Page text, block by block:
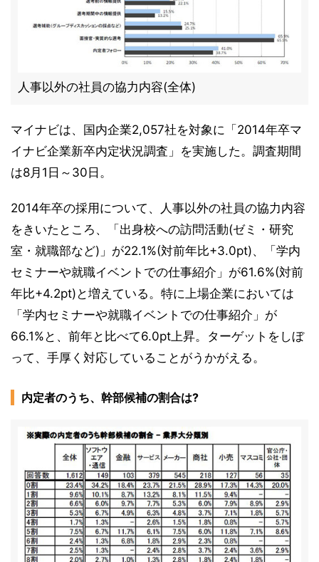
人事以外の社員の協力内容(全体)
マイナビは、国内企業2,057社を対象に「2014年卒マ
イナビ企業新卒内定状況調査」を実施した。調査期間
は8月1日～30日。
2014年卒の採用について、人事以外の社員の協力内容
をきいたところ、「出身校への訪問活動(ゼミ・研究
室・就職部など)」が22.1%(対前年比+3.0pt)、「学内
セミナーや就職イベントでの仕事紹介」が61.6%(対前
年比+4.2pt)と増えている。特に上場企業においては
「学内セミナーや就職イベントでの仕事紹介」が
66.1%と、前年と比べて6.0pt上昇。ターゲットをしぼ
って、手厚く対応していることがうかがえる。
内定者のうち、幹部候補の割合は?